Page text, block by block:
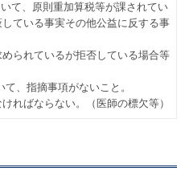
て、原則重加算税等が課されてい
ている事実その他公益に反する事
られているが拒否している場合等
、指摘事項がないこと。
ればならない。（医師の標欠等）